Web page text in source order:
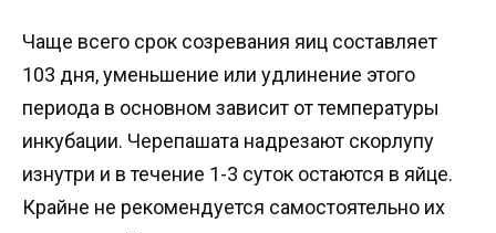
Чаще всего срок созревания яиц составляет
103 дня, уменьшение или удлинение этого
периода в основном зависит от температуры
инкубации. Черепашата надрезают скорлупу
изнутри и в течение 1-3 суток остаются в яйце.
Крайне не рекомендуется самостоятельно их